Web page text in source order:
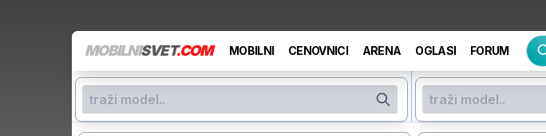
MOBILNISVET.COM MOBILNI CENOVNICI ARENA OGLASI FORUM